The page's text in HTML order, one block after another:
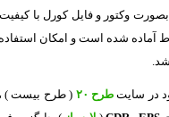
وکتور و فایل کورل با کیفیت
آماده شده است و امکان
در سایتطرح ۲۰
( طرح بیست ) ،